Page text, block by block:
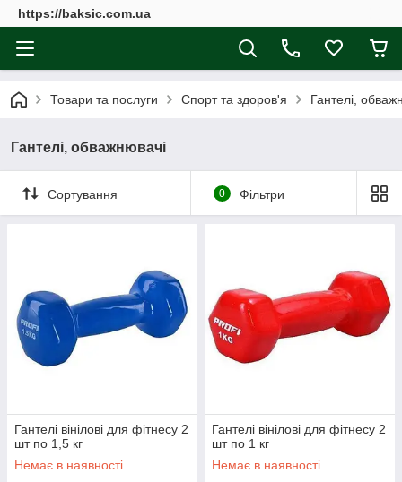
https://baksic.com.ua
Товари та послуги Спорт та здоров'я Гантелі,
Гантелі, обважнювачі
Сортування 0 Фільтри
Гантелі вінілові для фітнесу 2
шт по 1,5 кг
Немає в наявності
Гантелі вінілові для фітнесу 2
шт по 1 кг
Немає в наявності